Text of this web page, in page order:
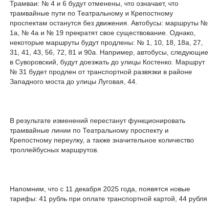
Трамваи: № 4 и 6 будут отменены, что означает, что
трамвайные пути по Театральному и Крепостному
проспектам останутся без движения. Автобусы: маршруты №
1а, № 4а и № 19 прекратят свое существование. Однако,
некоторые маршруты будут продлены: № 1, 10, 18, 18а, 27,
31, 41, 43, 56, 72, 81 и 90а. Например, автобусы, следующие
в Суворовский, будут доезжать до улицы Костенко. Маршрут
№ 31 будет продлен от транспортной развязки в районе
Западного моста до улицы Луговая, 44.
В результате изменений перестанут функционировать
трамвайные линии по Театральному проспекту и
Крепостному переулку, а также значительное количество
троллейбусных маршрутов.
Напомним, что с 11 декабря 2025 года, появятся новые
тарифы: 41 рубль при оплате транспортной картой, 44 рубля